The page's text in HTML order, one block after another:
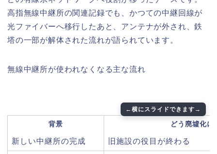
高指無線中継所の関連記録でも、かつての中継回線が
光ファイバーへ移行したあと、アンテナが外され、鉄
塔の一部が解体された流れが語られています。
無線中継所が使われなくなる主な流れ
背景 どう廃墟化に
新しい中継所の完成 旧施設の役目が終わる